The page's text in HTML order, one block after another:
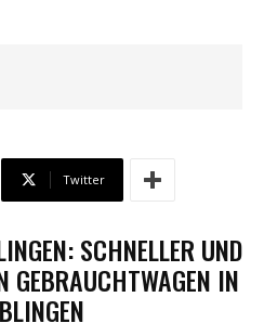
Twitter
SCHNELLER UND
GEBRAUCHTWAGEN IN